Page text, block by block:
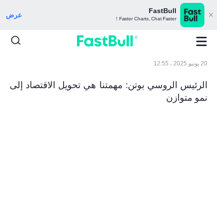
FastBull
Faster Charts, Chat Faster！ عرض
20 يونيو 2025 ، 12:55
الرئيس الروسي بوتن: مهمتنا هي تحويل الاقتصاد إلى
نمو متوازن